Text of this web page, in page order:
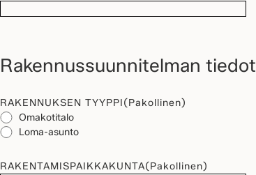
Rakennussuunnitelman tiedot
RAKENNUKSEN TYYPPI(Pakollinen)
Omakotitalo
Loma-asunto
RAKENTAMISPAIKKAKUNTA(Pakollinen)